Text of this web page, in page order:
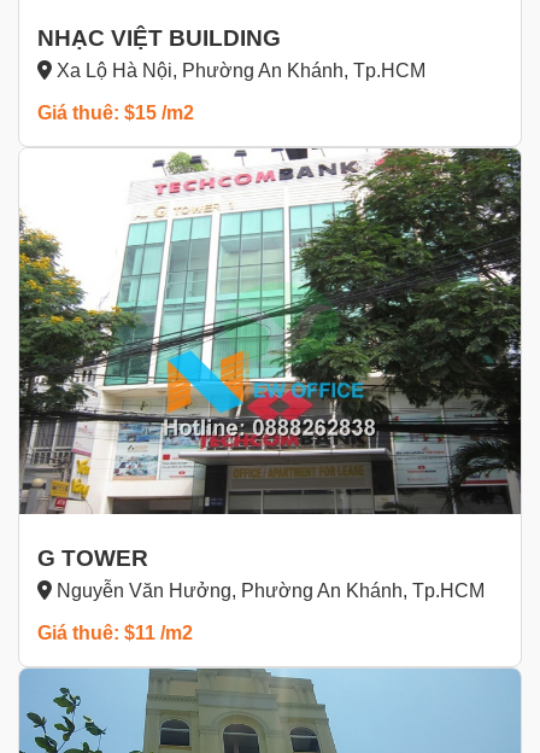
NHẠC VIỆT BUILDING
Xa Lộ Hà Nội, Phường An Khánh, Tp.HCM
Giá thuê: $15 /m2
G TOWER
Nguyễn Văn Hưởng, Phường An Khánh, Tp.HCM
Giá thuê: $11 /m2